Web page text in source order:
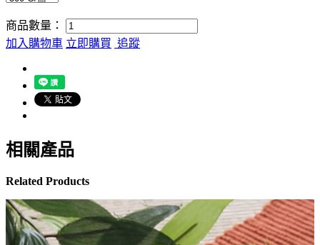
商品數量：
加入購物車 立即購買 追蹤
相關產品
Related Products